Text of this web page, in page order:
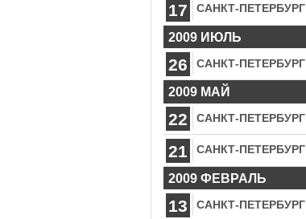
17 САНКТ-ПЕТЕРБУРГ
2009 ИЮЛЬ
26 САНКТ-ПЕТЕРБУРГ
2009 МАЙ
22 САНКТ-ПЕТЕРБУРГ
21 САНКТ-ПЕТЕРБУРГ
2009 ФЕВРАЛЬ
13 САНКТ-ПЕТЕРБУРГ